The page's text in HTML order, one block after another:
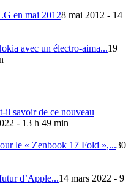
en mai 20128 mai 2012 - 14
avec un électro-aima...19
il savoir de ce nouveau
- 13 h 49 min
le « Zenbook 17 Fold »,...30
d’Apple...14 mars 2022 - 9